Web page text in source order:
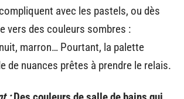
avec les pastels, ou dès
vers des couleurs sombres :
marron… Pourtant, la palette
de nuances prêtes à prendre le relais.